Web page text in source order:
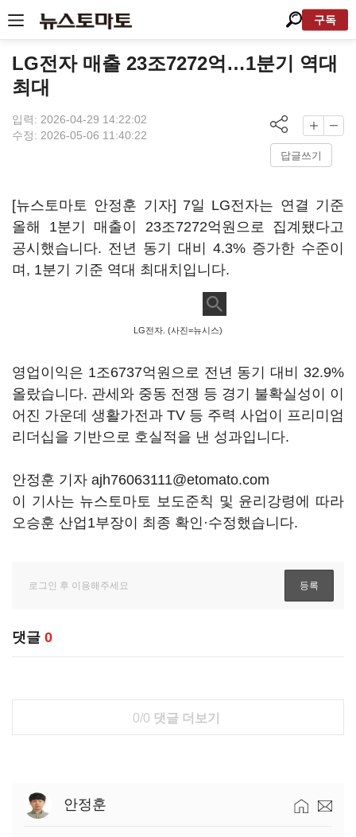
구독
LG전자 매출 23조7272억…1분기 역대
최대
입력: 2026-04-29 14:22:02
수정: 2026-05-06 11:40:22
답글쓰기
[뉴스토마토 안정훈 기자] 7일 LG전자는 연결 기준
올해 1분기 매출이 23조7272억원으로 집계됐다고
공시했습니다. 전년 동기 대비 4.3% 증가한 수준이
며, 1분기 기준 역대 최대치입니다.
LG전자. (사진=뉴시스)
영업이익은 1조6737억원으로 전년 동기 대비 32.9%
올랐습니다. 관세와 중동 전쟁 등 경기 불확실성이 이
어진 가운데 생활가전과 TV 등 주력 사업이 프리미엄
리더십을 기반으로 호실적을 낸 성과입니다.
안정훈 기자 ajh76063111@etomato.com
이 기사는 뉴스토마토 보도준칙 및 윤리강령에 따라
오승훈 산업1부장이 최종 확인·수정했습니다.
댓글 0
0/0 댓글 더보기
안정훈